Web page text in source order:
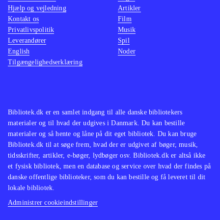
FIFA fodbold er et af de mest oplagte
playstationspil overhovedet. Ny
udgave er efterspurgt hvert år, mens
2-3 år ældre spil dog sagtens kan
udlånes parallelt
Bibliotek.dk er en samlet indgang til alle danske bibliotekers
materialer og til hvad der udgives i Danmark. Du kan bestille
materialer og så hente og låne på dit eget bibliotek. Du kan bruge
Bibliotek.dk til at søge frem, hvad der er udgivet af bøger, musik,
tidsskrifter, artikler, e-bøger, lydbøger osv. Bibliotek.dk er altså ikke
et fysisk bibliotek, men en database og service over hvad der findes på
danske offentlige biblioteker, som du kan bestille og få leveret til dit
lokale bibliotek.
Administrer cookieindstillinger
Hjælp og vejledning
Kontakt os
Privatlivspolitik
Leverandører
English
Tilgængelighedserklæring
Artikler
Film
Musik
Spil
Noder